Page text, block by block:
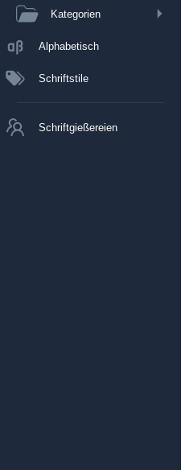
Kategorien
Alphabetisch
Schriftstile
Schriftgießereien